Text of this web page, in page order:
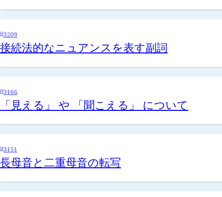
H3209
接続法的なニュアンスを表す副詞
H3166
「見える」 や 「聞こえる」 について
H3151
長母音と二重母音の転写